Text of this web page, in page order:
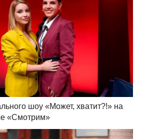
шоу «Может, хватит?!» на
«Смотрим»